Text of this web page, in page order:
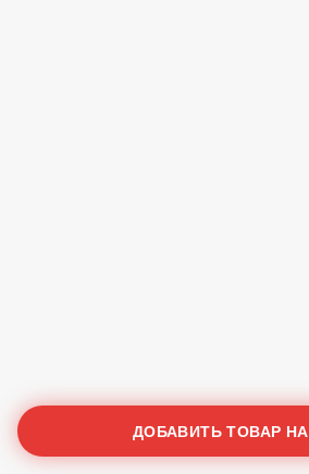
ДОБАВИТЬ ТОВАР НА